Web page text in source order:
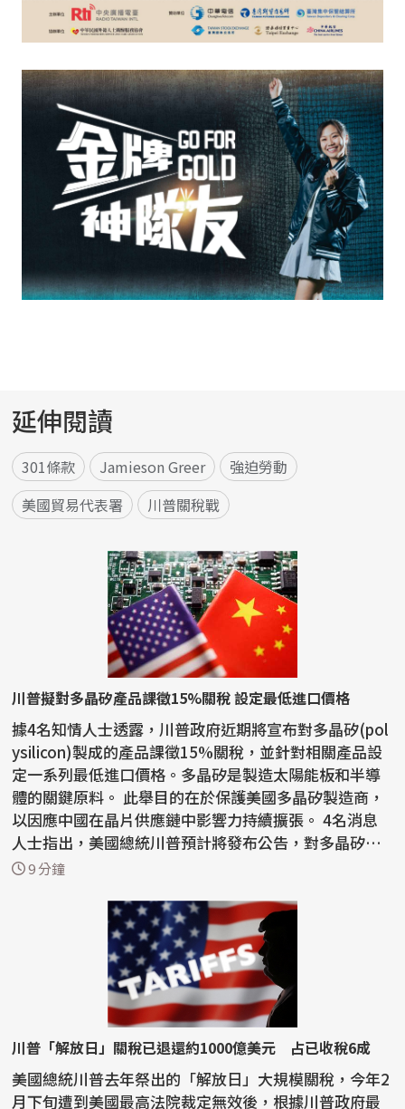
延伸閱讀
301條款 Jamieson Greer
強迫勞動
美國貿易代表署
川普關稅戰
川普擬對多晶矽產品課徵15%關稅 設定最低進口價格
據4名知情人士透露，川普政府近期將宣布對多晶矽(pol
ysilicon)製成的產品課徵15%關稅，並針對相關產品設
定一系列最低進口價格。多晶矽是製造太陽能板和半導
體的關鍵原料。 此舉目的在於保護美國多晶矽製造商，
以因應中國在晶片供應鏈中影響力持續擴張。 4名消息
人士指出，美國總統川普預計將發布公告，對多晶矽、
矽晶...
9 分鐘
川普「解放日」關稅已退還約1000億美元 占已收稅6成
美國總統川普去年祭出的「解放日」大規模關稅，今年2
月下旬遭到美國最高法院裁定無效後，根據川普政府最